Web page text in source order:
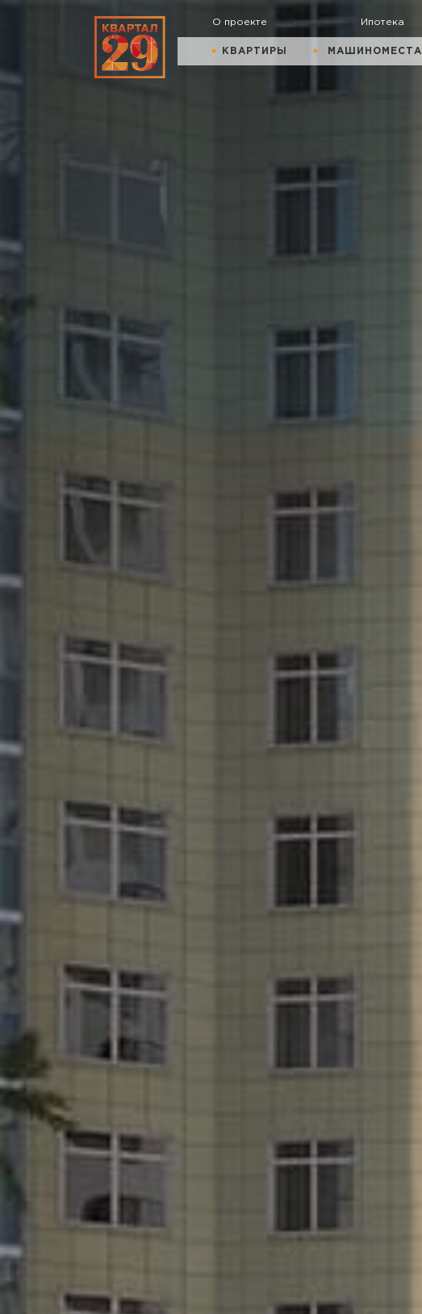
О проекте Ипотека
КВАРТИРЫ МАШИНОМЕСТА